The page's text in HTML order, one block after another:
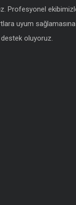
Profesyonel
uyum
destek oluyoruz.